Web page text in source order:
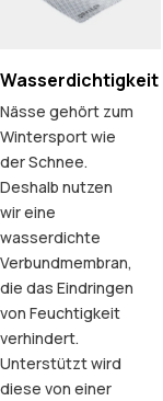
Wasserdichtigkeit
Nässe gehört zum
Wintersport wie
der Schnee.
Deshalb nutzen
wir eine
wasserdichte
Verbundmembran,
die das Eindringen
von Feuchtigkeit
verhindert.
Unterstützt wird
diese von einer